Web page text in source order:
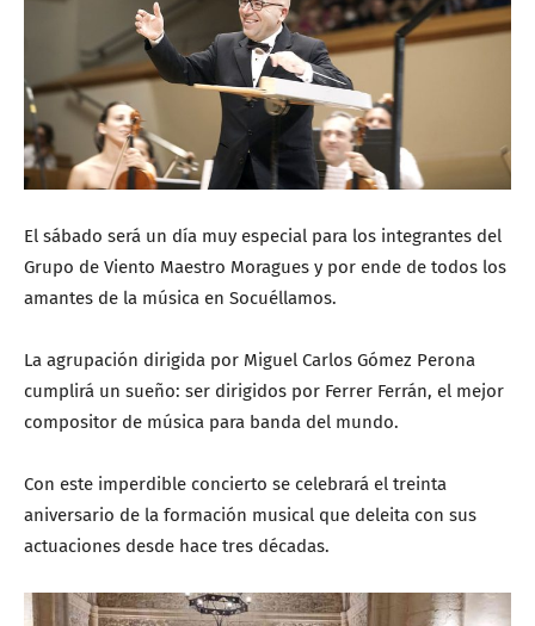
El sábado será un día muy especial para los integrantes del
Grupo de Viento Maestro Moragues y por ende de todos los
amantes de la música en Socuéllamos.
La agrupación dirigida por Miguel Carlos Gómez Perona
cumplirá un sueño: ser dirigidos por Ferrer Ferrán, el mejor
compositor de música para banda del mundo.
Con este imperdible concierto se celebrará el treinta
aniversario de la formación musical que deleita con sus
actuaciones desde hace tres décadas.